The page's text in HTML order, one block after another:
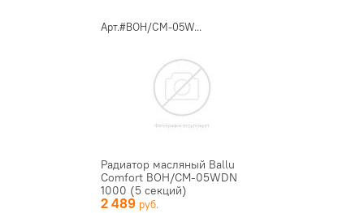
Арт.#BOH/CM-05W...
Радиатор масляный Ballu
Comfort BOH/CM-05WDN
1000 (5 секций)
2 489